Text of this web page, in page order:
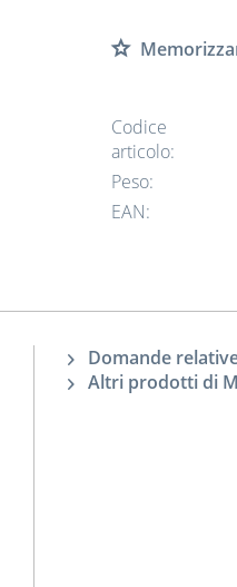
Codice
articolo:
Peso:
EAN:
Domande
Altri prodotti di